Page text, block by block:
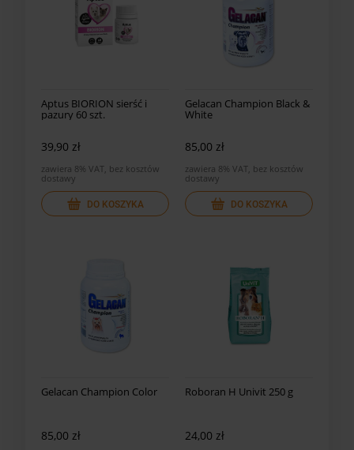
Aptus BIORION sierść i
pazury 60 szt.
39,90 zł
zawiera 8% VAT, bez kosztów
dostawy
DO KOSZYKA
Gelacan Champion Black &
White
85,00 zł
zawiera 8% VAT, bez kosztów
dostawy
DO KOSZYKA
Gelacan Champion Color
85,00 zł
Roboran H Univit 250 g
24,00 zł